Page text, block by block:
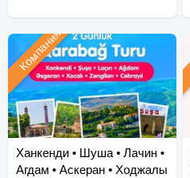
Ханкенди • Шуша • Лачин •
Агдам • Аскеран • Ходжалы
Компания